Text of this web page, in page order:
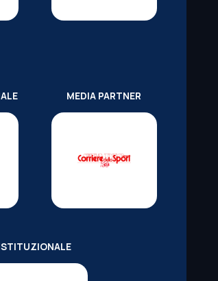
MEDIA PARTNER